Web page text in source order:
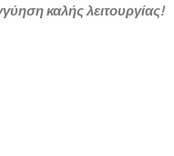
καλής λειτουργίας!